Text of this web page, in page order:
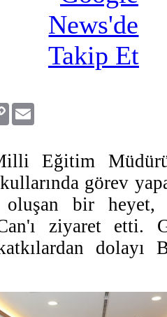
Copy
Link
Eğitim
görev
bir heyet,
ziyaret etti.
dolayı